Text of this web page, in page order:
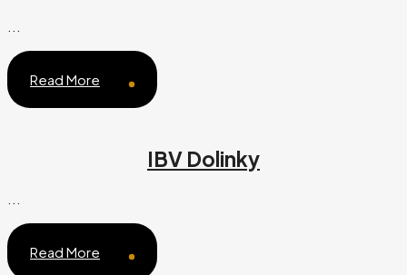
Read More
IBV Dolinky
Read More